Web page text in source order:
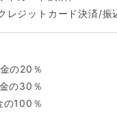
レジットカード決済/
の20％
の30％
の100％